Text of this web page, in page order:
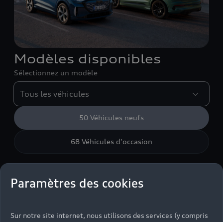
Modèles disponibles
Sélectionnez un modèle
50 Véhicules neufs
68 Véhicules d'occasion
Retrouvez notre concession
Paramètres des cookies
Sur notre site internet, nous utilisons des services (y compris